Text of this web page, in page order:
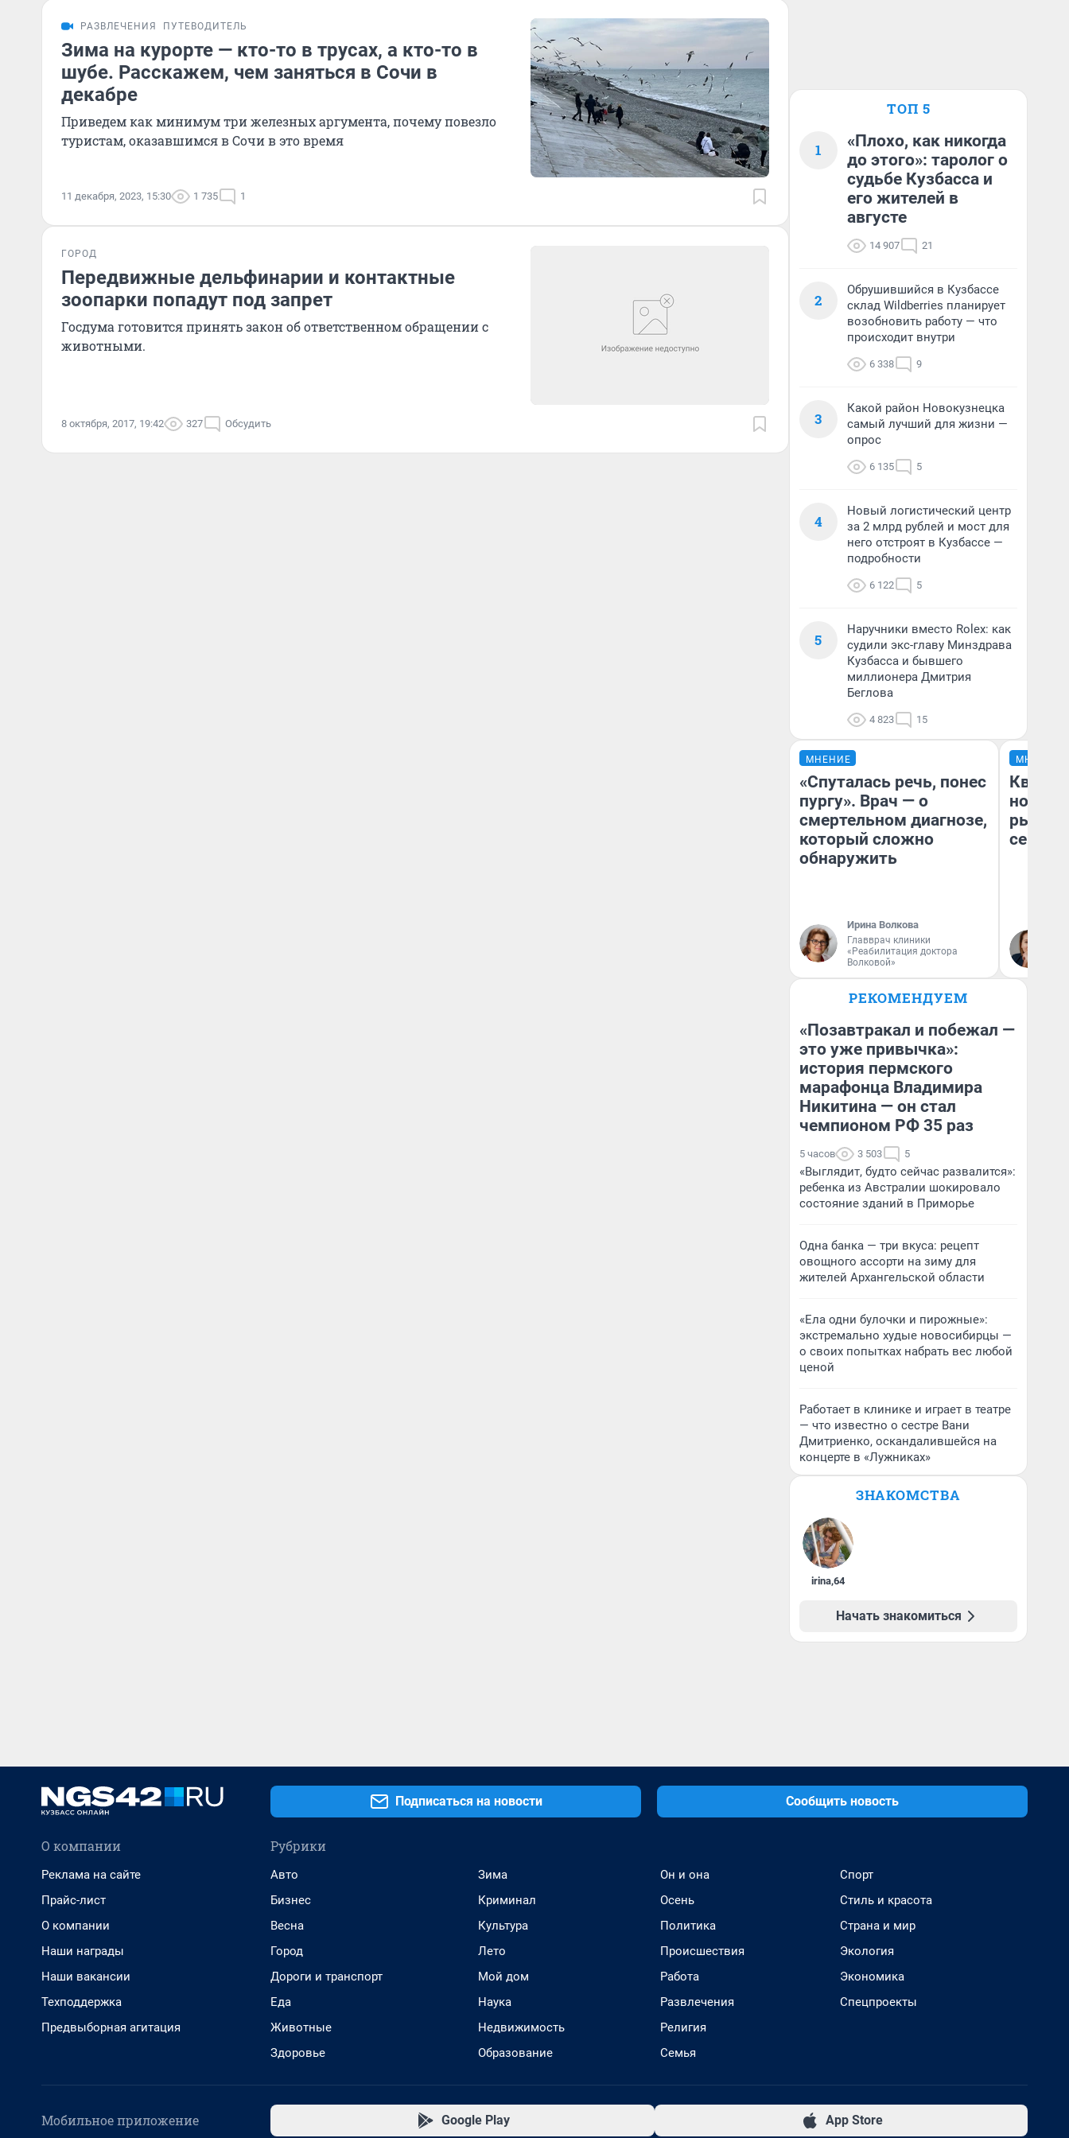
РАЗВЛЕЧЕНИЯ ПУТЕВОДИТЕЛЬ
Зима на курорте — кто-то в трусах, а кто-то в
шубе. Расскажем, чем заняться в Сочи в
декабре
Приведем как минимум три железных аргумента, почему повезло
туристам, оказавшимся в Сочи в это время
11 декабря, 2023, 15:30 1 735 1
ГОРОД
Передвижные дельфинарии и контактные
зоопарки попадут под запрет
Госдума готовится принять закон об ответственном обращении с
животными.
8 октября, 2017, 19:42 327 Обсудить
ТОП 5
1
«Плохо, как никогда
до этого»: таролог о
судьбе Кузбасса и
его жителей в
августе
14 907 21
2
Обрушившийся в Кузбассе
склад Wildberries планирует
возобновить работу — что
происходит внутри
6 338 9
3
Какой район Новокузнецка
самый лучший для жизни —
опрос
6 135 5
4
Новый логистический центр
за 2 млрд рублей и мост для
него отстроят в Кузбассе —
подробности
6 122 5
5
Наручники вместо Rolex: как
судили экс-главу Минздрава
Кузбасса и бывшего
миллионера Дмитрия
Беглова
4 823 15
МНЕНИЕ
«Спуталась речь, понес
пургу». Врач — о
смертельном диагнозе,
который сложно
обнаружить
Ирина Волкова
Главврач клиники
«Реабилитация доктора
Волковой»
МНЕНИЕ
но
рынок
РЕКОМЕНДУЕМ
«Позавтракал и побежал —
это уже привычка»:
история пермского
марафонца Владимира
Никитина — он стал
чемпионом РФ 35 раз
5 часов 3 503 5
«Выглядит, будто сейчас развалится»:
ребенка из Австралии шокировало
состояние зданий в Приморье
Одна банка — три вкуса: рецепт
овощного ассорти на зиму для
жителей Архангельской области
«Ела одни булочки и пирожные»:
экстремально худые новосибирцы —
о своих попытках набрать вес любой
ценой
Работает в клинике и играет в театре
— что известно о сестре Вани
Дмитриенко, оскандалившейся на
концерте в «Лужниках»
ЗНАКОМСТВА
irina,64
Начать знакомиться
Подписаться на новости Сообщить новость
О компании
Реклама на сайте
Прайс-лист
О компании
Наши награды
Наши вакансии
Техподдержка
Предвыборная агитация
Рубрики
Авто
Бизнес
Весна
Город
Дороги и транспорт
Еда
Животные
Здоровье
Зима
Криминал
Культура
Лето
Мой дом
Наука
Недвижимость
Образование
Он и она
Осень
Политика
Происшествия
Работа
Развлечения
Религия
Семья
Спорт
Стиль и красота
Страна и мир
Экология
Экономика
Спецпроекты
Мобильное приложение Google Play App Store